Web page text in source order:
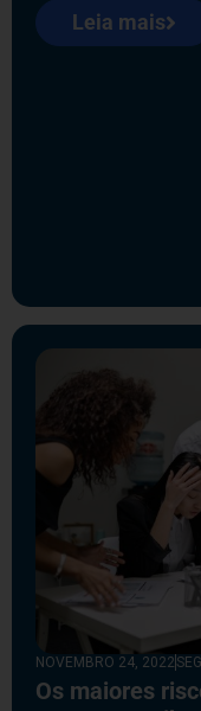
Leia mais
NOVEMBRO 24, 2022
Os maiores